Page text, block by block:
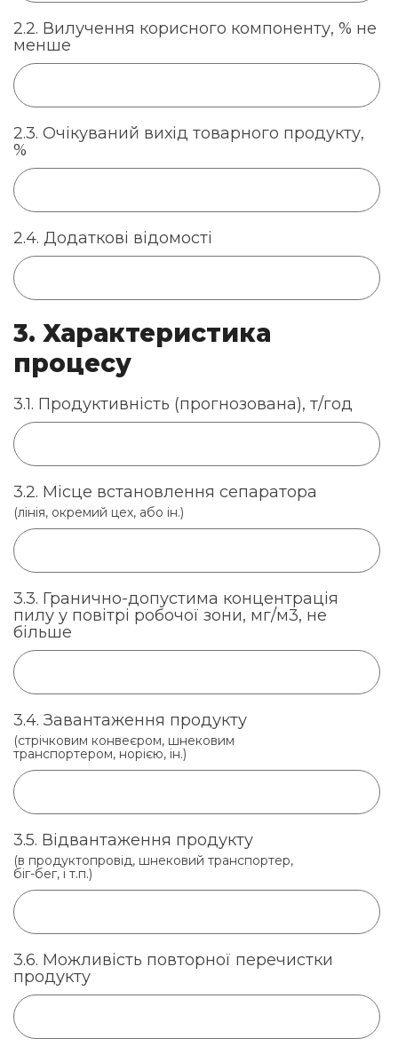
2.2. Вилучення корисного компоненту, % не
менше
2.3. Очікуваний вихід товарного продукту,
%
2.4. Додаткові відомості
3. Характеристика
процесу
3.1. Продуктивність (прогнозована), т/год
3.2. Місце встановлення сепаратора
(лінія, окремий цех, або ін.)
3.3. Гранично-допустима концентрація
пилу у повітрі робочої зони, мг/м3, не
більше
3.4. Завантаження продукту
(стрічковим конвеєром, шнековим
транспортером, норією, ін.)
3.5. Відвантаження продукту
(в продуктопровід, шнековий транспортер,
біг-бег, і т.п.)
3.6. Можливість повторної перечистки
продукту